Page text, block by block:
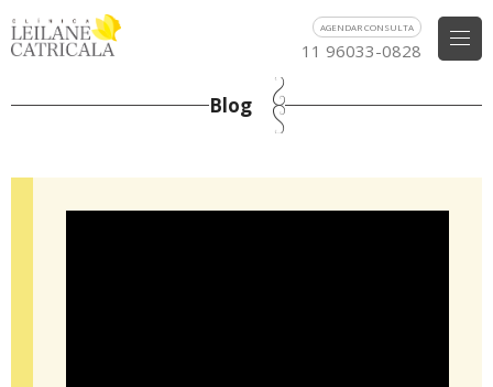
AGENDAR CONSULTA
11 96033-0828
Blog